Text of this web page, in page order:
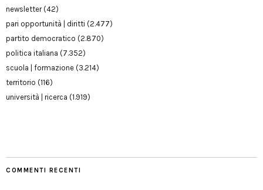
newsletter(42)
pari opportunità | diritti (2.477)
partito democratico (2.870)
politica italiana (7.352)
scuola | formazione (3.214)
territorio (116)
università | ricerca (1.919)
COMMENTI RECENTI